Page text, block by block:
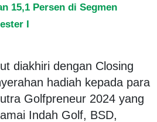
15,1 Persen di Segmen
I
diakhiri dengan Closing
hadiah kepada para
Golfpreneur 2024 yang
Indah Golf, BSD,